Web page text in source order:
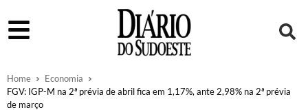
Home
Economia
FGV: IGP-M na 2ª prévia de abril fica em 1,17%, ante 2,98% na 2ª prévia
de março